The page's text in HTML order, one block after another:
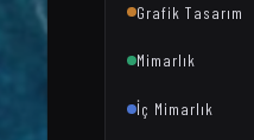
Grafik Tasarım
Mimarlık
İç Mimarlık